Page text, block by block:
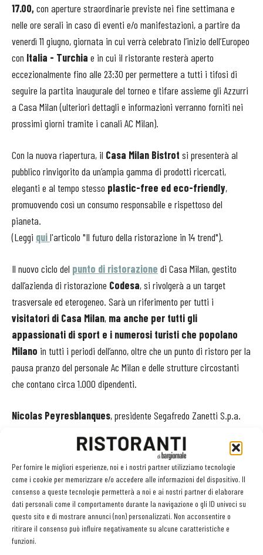
Per fornire le migliori esperienze, noi e i nostri partner utilizziamo tecnologie
come i cookie per memorizzare e/o accedere alle informazioni del dispositivo. Il
consenso a queste tecnologie permetterà a noi e ai nostri partner di elaborare
dati personali come il comportamento durante la navigazione o gli ID univoci su
questo sito e di mostrare annunci (non) personalizzati. Non acconsentire o
ritirare il consenso può influire negativamente su alcune caratteristiche e
funzioni.
17.00,con aperture straordinarie previste nei fine settimana e
nelle ore serali in caso di eventi e/o manifestazioni, a partire da
venerdì 11 giugno, giornata in cui verrà celebrato l’inizio dell’Europeo
con Italia - Turchia e in cui il ristorante resterà aperto
eccezionalmente fino alle 23:30 per permettere a tutti i tifosi di
seguire la partita inaugurale del torneo e tifare assieme gli Azzurri
a Casa Milan (ulteriori dettagli e informazioni verranno forniti nei
prossimi giorni tramite i canali AC Milan).
Con la nuova riapertura, il Casa Milan Bistrot si presenterà al
pubblico rinvigorito da un’ampia gamma di prodotti ricercati,
eleganti e al tempo stesso plastic-free ed eco-friendly,
promuovendo così un consumo responsabile e rispettoso del
pianeta.
(Leggi quil'articolo "Il futuro della ristorazione in 14 trend").
Il nuovo ciclo del punto di ristorazione di Casa Milan, gestito
dall’azienda di ristorazione Codesa, si rivolgerà a un target
trasversale ed eterogeneo. Sarà un riferimento per tutti i
visitatori di Casa Milan, ma anche per tutti gli
appassionati di sport e i numerosi turisti che popolano
Milano in tutti i periodi dell’anno, oltre che un punto di ristoro per la
pausa pranzo del personale Ac Milan e delle strutture circostanti
che contano circa 1.000 dipendenti.
Nicolas Peyresblanques, presidente Segafredo Zanetti S.p.a.
, ma siamo anche da sempre attivi nel sostegno dello sport a
tutti i livelli: ci impegniamo ogni giorno per creare momenti speciali
da condividere e da ricordare. Con la riapertura di questo locale,
Segafredo e AC Milan si sono unite per portare un progetto di qualità e
di eccellenza esperienziale a tutti i visitatori del Bistrot».
Casper Stylsvig